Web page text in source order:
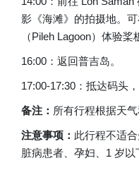
影《海滩》的拍摄地。
（Pileh Lagoon）体验桨
16:00：返回普吉岛。
17:00-17:30：抵达码头，
备注： 所有行程根据天
注意事项： 此行程不适
脏病患者、孕妇、1 岁以